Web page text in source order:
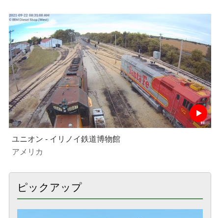
ユニオン - イリノイ鉄道博物館
アメリカ
ピックアップ